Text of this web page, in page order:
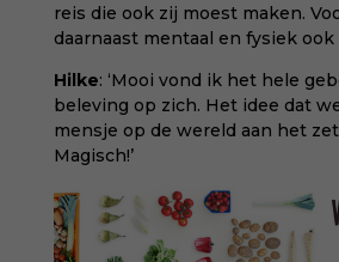
reis die ook zij moest maken.
daarnaast mentaal en fysiek ook
Hilke: ‘Mooi vond ik het hele
beleving op zich. Het idee dat
mensje op de wereld aan het
Magisch!’